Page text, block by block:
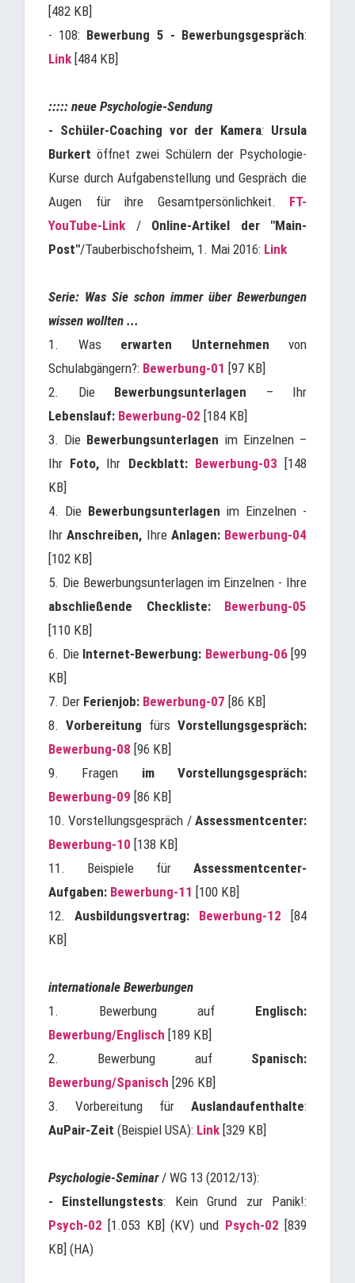
[482 KB]
- 108: Bewerbung 5 - Bewerbungsgespräch:
Link [484 KB]
::::: neue Psychologie-Sendung
- Schüler-Coaching vor der Kamera: Ursula
Burkert öffnet zwei Schülern der Psychologie-
Kurse durch Aufgabenstellung und Gespräch die
Augen für ihre Gesamtpersönlichkeit. FT-
YouTube-Link / Online-Artikel der "Main-
Post"/Tauberbischofsheim, 1. Mai 2016: Link
Serie: Was Sie schon immer über Bewerbungen
wissen wollten ...
1.
Was erwarten Unternehmen von
Schulabgängern?: Bewerbung-01 [97 KB]
2. Die Bewerbungsunterlagen – Ihr
Lebenslauf: Bewerbung-02 [184 KB]
3. Die Bewerbungsunterlagen im Einzelnen –
Ihr Foto, Ihr Deckblatt: Bewerbung-03 [148
KB]
4. Die Bewerbungsunterlagen im Einzelnen -
IhrAnschreiben, Ihre Anlagen: Bewerbung-04
[102 KB]
5. Die Bewerbungsunterlagen im Einzelnen - Ihre
abschließende Checkliste:
Bewerbung-05
[110 KB]
6. Die Internet-Bewerbung: Bewerbung-06[99
KB]
7. Der Ferienjob: Bewerbung-07 [86 KB]
8. Vorbereitung fürs Vorstellungsgespräch:
Bewerbung-08 [96 KB]
9. Fragen im Vorstellungsgespräch:
Bewerbung-09 [86 KB]
10. Vorstellungsgespräch / Assessmentcenter:
Bewerbung-10 [138 KB]
11. Beispiele für Assessmentcenter-
Aufgaben: Bewerbung-11 [100 KB]
12. Ausbildungsvertrag: Bewerbung-12 [84
KB]
internationale Bewerbungen
1. Bewerbung auf Englisch:
Bewerbung/Englisch [189 KB]
2. Bewerbung auf Spanisch:
Bewerbung/Spanisch [296 KB]
3. Vorbereitung für Auslandaufenthalte:
AuPair-Zeit (Beispiel USA): Link [329 KB]
Psychologie-Seminar/ WG 13 (2012/13):
- Einstellungstests: Kein Grund zur Panik!:
Psych-02 [1.053 KB] (KV) und Psych-02 [839
KB] (HA)